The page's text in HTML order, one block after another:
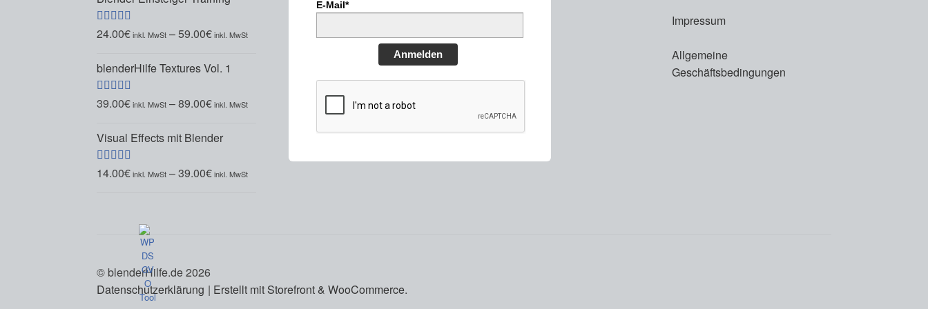
Bewertet mit
24.00€ –59.00€
blenderHilfe Textures Vol. 1
Bewertet mit
39.00€ –89.00€
Visual Effects mit Blender
Bewertet mit
14.00€ –39.00€
E-Mail*
Anmelden
Impressum
Allgemeine
Geschäftsbedingungen
© blenderHilfe.de 2026
Datenschutzerklärung
Erstellt mit Storefront & WooCommerce.